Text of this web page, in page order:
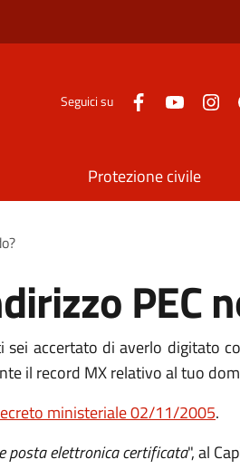
Seguici su
Protezione civile
PEC
accertato di averlo digitato
il record MX relativo al tuo
ministeriale 02/11/2005.
posta elettronica certificata", al